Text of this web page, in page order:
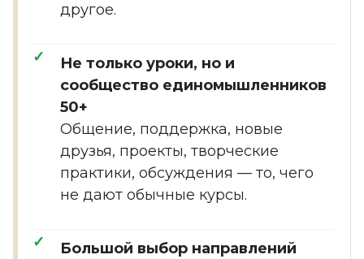
другое.
Не только уроки, но и
сообщество единомышленников
50+
Общение, поддержка, новые
друзья, проекты, творческие
практики, обсуждения — то, чего
не дают обычные курсы.
Большой выбор направлений